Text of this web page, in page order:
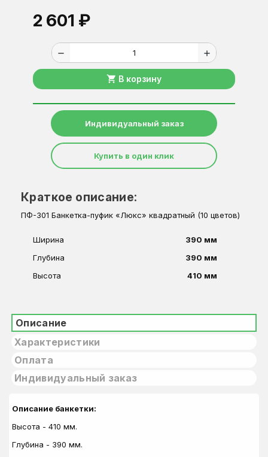
2 601 ₽
remove add
shopping_cart В корзину
Индивидуальный заказ
Купить в один клик
Краткое описание:
ПФ-301 Банкетка-пуфик «Люкс» квадратный (10 цветов)
Ширина
390 мм
Глубина
390 мм
Высота
410 мм
Описание
Характеристики
Оплата
Индивидуальный заказ
Описание банкетки:
Высота - 410 мм.
Глубина - 390 мм.